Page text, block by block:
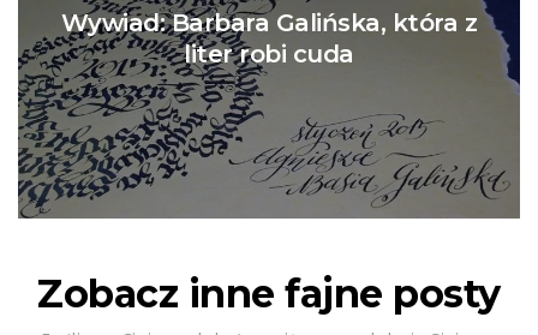
Wywiad: Barbara Galińska, która z
liter robi cuda
Zobacz inne fajne posty